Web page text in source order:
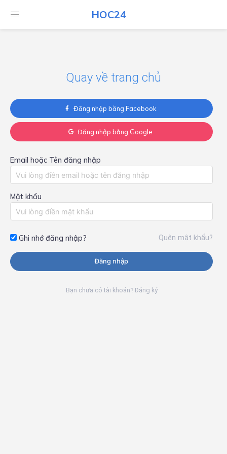
HOC24
HOC24
Quay về trang chủ
Đăng nhập bằng Facebook
Đăng nhập bằng Google
Email hoặc Tên đăng nhập
Mật khẩu
Ghi nhớ đăng nhập? Quên mật khẩu?
Đăng nhập
Bạn chưa có tài khoản? Đăng ký